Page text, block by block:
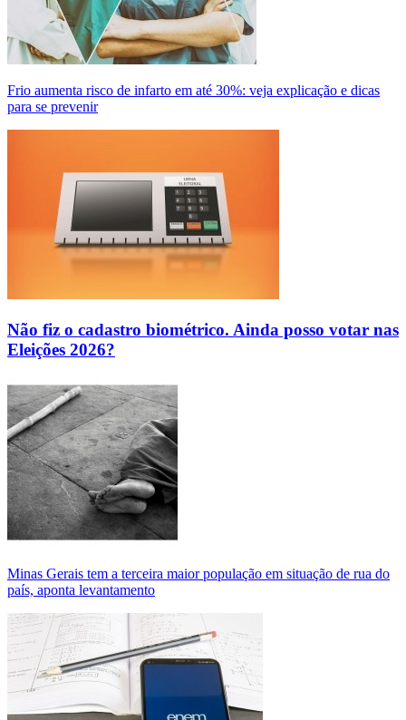
Frio aumenta risco de infarto em até 30%: veja explicação e dicas
para se prevenir
Não fiz o cadastro biométrico. Ainda posso votar nas
Eleições 2026?
Minas Gerais tem a terceira maior população em situação de rua do
país, aponta levantamento